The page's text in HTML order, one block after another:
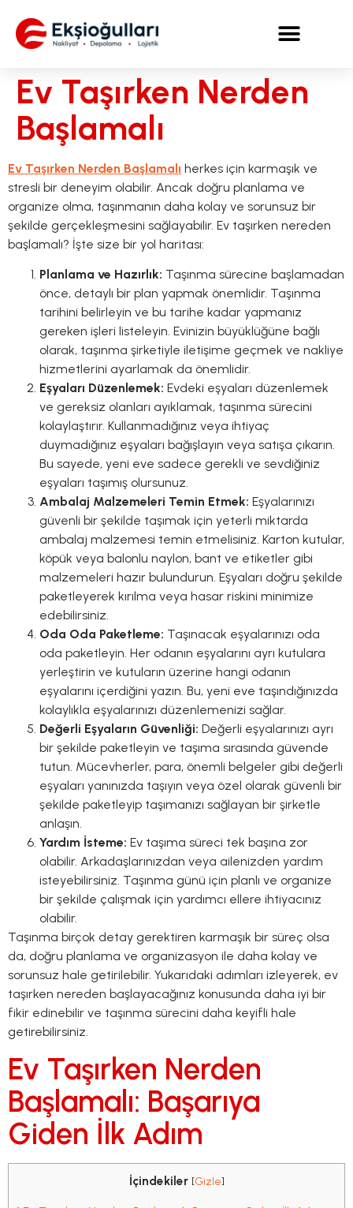
Ev Taşırken Nerden
Başlamalı
Ev Taşırken Nerden Başlamalı herkes için karmaşık ve
stresli bir deneyim olabilir. Ancak doğru planlama ve
organize olma, taşınmanın daha kolay ve sorunsuz bir
şekilde gerçekleşmesini sağlayabilir. Ev taşırken nereden
başlamalı? İşte size bir yol haritası:
Planlama ve Hazırlık: Taşınma sürecine başlamadan
önce, detaylı bir plan yapmak önemlidir. Taşınma
tarihini belirleyin ve bu tarihe kadar yapmanız
gereken işleri listeleyin. Evinizin büyüklüğüne bağlı
olarak, taşınma şirketiyle iletişime geçmek ve nakliye
hizmetlerini ayarlamak da önemlidir.
Eşyaları Düzenlemek: Evdeki eşyaları düzenlemek
ve gereksiz olanları ayıklamak, taşınma sürecini
kolaylaştırır. Kullanmadığınız veya ihtiyaç
duymadığınız eşyaları bağışlayın veya satışa çıkarın.
Bu sayede, yeni eve sadece gerekli ve sevdiğiniz
eşyaları taşımış olursunuz.
Ambalaj Malzemeleri Temin Etmek: Eşyalarınızı
güvenli bir şekilde taşımak için yeterli miktarda
ambalaj malzemesi temin etmelisiniz. Karton kutular,
köpük veya balonlu naylon, bant ve etiketler gibi
malzemeleri hazır bulundurun. Eşyaları doğru şekilde
paketleyerek kırılma veya hasar riskini minimize
edebilirsiniz.
Oda Oda Paketleme: Taşınacak eşyalarınızı oda
oda paketleyin. Her odanın eşyalarını ayrı kutulara
yerleştirin ve kutuların üzerine hangi odanın
eşyalarını içerdiğini yazın. Bu, yeni eve taşındığınızda
kolaylıkla eşyalarınızı düzenlemenizi sağlar.
Değerli Eşyaların Güvenliği: Değerli eşyalarınızı ayrı
bir şekilde paketleyin ve taşıma sırasında güvende
tutun. Mücevherler, para, önemli belgeler gibi değerli
eşyaları yanınızda taşıyın veya özel olarak güvenli bir
şekilde paketleyip taşımanızı sağlayan bir şirketle
anlaşın.
Yardım İsteme: Ev taşıma süreci tek başına zor
olabilir. Arkadaşlarınızdan veya ailenizden yardım
isteyebilirsiniz. Taşınma günü için planlı ve organize
bir şekilde çalışmak için yardımcı ellere ihtiyacınız
olabilir.
Taşınma birçok detay gerektiren karmaşık bir süreç olsa
da, doğru planlama ve organizasyon ile daha kolay ve
sorunsuz hale getirilebilir. Yukarıdaki adımları izleyerek, ev
taşırken nereden başlayacağınız konusunda daha iyi bir
fikir edinebilir ve taşınma sürecini daha keyifli hale
getirebilirsiniz.
Ev Taşırken Nerden
Başlamalı: Başarıya
Giden İlk Adım
İçindekiler [Gizle]